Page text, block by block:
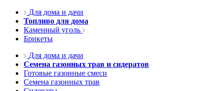
Для дома и дачи
Топливо для дома
Каменный уголь
Брикеты
Для дома и дачи
Семена газонных трав и сидератов
Готовые газонные смеси
Семена газонных трав